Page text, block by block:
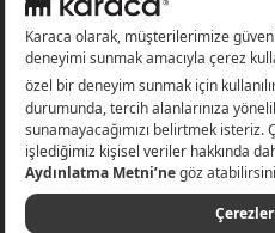
Websitesinde kullanılan bazı
Karaca.com © 2026 - Karaca